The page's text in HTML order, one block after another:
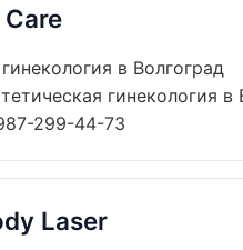
в Волгоград
гинекология
299-44-73
Laser